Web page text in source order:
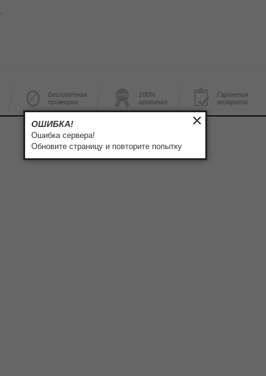
.
Бесплатная
примерка
100%
оригинал
Гарантия
возврата
ОШИБКА!
Ошибка сервера!
Обновите страницу и повторите попытку